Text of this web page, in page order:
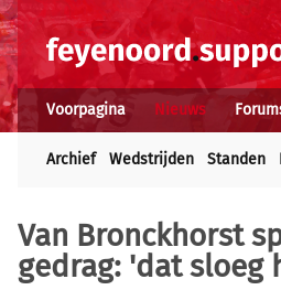
Voorpagina Nieuws
Archief Wedstrijden Standen
Van Bronckhorst
gedrag: 'dat sloeg